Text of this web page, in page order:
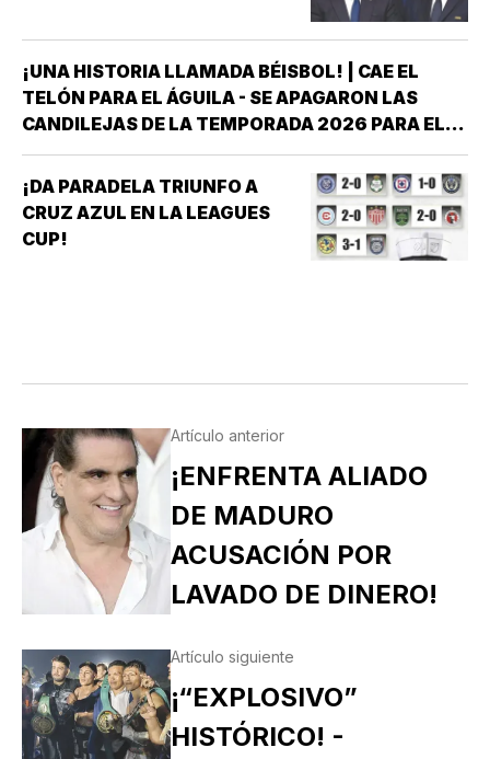
¡UNA HISTORIA LLAMADA BÉISBOL! | CAE EL
TELÓN PARA EL ÁGUILA - SE APAGARON LAS
CANDILEJAS DE LA TEMPORADA 2026 PARA EL
ÁGUILA DE VERACRUZ *LA NOVENA JAROCHA
CERRÓ SU CALENDARIO CON UNA VICTORIA DE
10-6 SOBRE PERICOS DE PUEBLA, PERO EL
TRIUNFO YA NO…
¡DA PARADELA TRIUNFO A
CRUZ AZUL EN LA LEAGUES
CUP!
Artículo anterior
¡ENFRENTA ALIADO
DE MADURO
ACUSACIÓN POR
LAVADO DE DINERO!
Artículo siguiente
¡“EXPLOSIVO”
HISTÓRICO! -